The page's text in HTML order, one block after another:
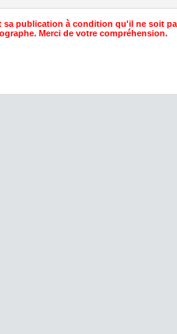
sa publication à condition qu'il ne soit
Merci de votre compréhension.